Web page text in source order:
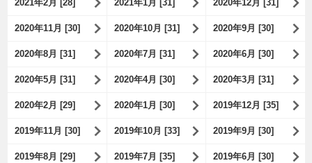
2021年2月 [28] 2021年1月 [31] 2020年12月 [31]
2020年11月 [30] 2020年10月 [31] 2020年9月 [30]
2020年8月 [31] 2020年7月 [31] 2020年6月 [30]
2020年5月 [31] 2020年4月 [30] 2020年3月 [31]
2020年2月 [29] 2020年1月 [30] 2019年12月 [35]
2019年11月 [30] 2019年10月 [33] 2019年9月 [30]
2019年8月 [29] 2019年7月 [35] 2019年6月 [30]